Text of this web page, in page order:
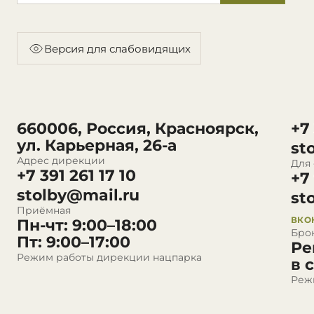
Версия для слабовидящих
660006, Россия, Красноярск,
ул. Карьерная, 26-а
Адрес дирекции
+7 391 261 17 10
stolby@mail.ru
Приёмная
Пн-чт: 9:00–18:00
Пт: 9:00–17:00
Режим работы дирекции нацпарка
Для
+7
в